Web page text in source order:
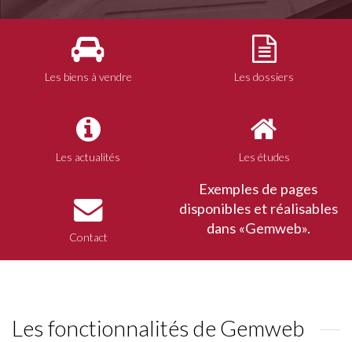
Les biens à vendre Les dossiers
Les actualités Les études
Contact
Exemples de pages
disponibles et réalisables
dans «Gemweb».
Les fonctionnalités de Gemweb